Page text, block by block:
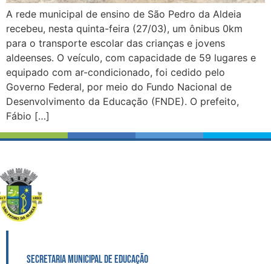
A rede municipal de ensino de São Pedro da Aldeia
recebeu, nesta quinta-feira (27/03), um ônibus 0km
para o transporte escolar das crianças e jovens
aldeenses. O veículo, com capacidade de 59 lugares e
equipado com ar-condicionado, foi cedido pelo
Governo Federal, por meio do Fundo Nacional de
Desenvolvimento da Educação (FNDE). O prefeito,
Fábio […]
SECRETARIA MUNICIPAL DE EDUCAÇÃO